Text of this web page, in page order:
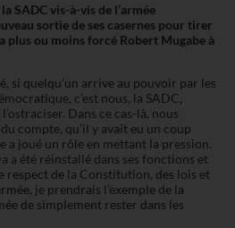
SADC vis-à-vis de l’armée
sortie de ses casernes pour tirer
plus ou moins forcé Robert Mugabe à
si quelqu’un arrive au pouvoir par les
c’est nous, la SADC,
Dans ce cas-là, nous
compte, qu’il y avait eu un coup
a joué un rôle en mettant la pression.
a été réinstallé dans ses fonctions et
respect de la Constitution, des lois et
je prendrais l’exemple de la
de simplement rester dans les